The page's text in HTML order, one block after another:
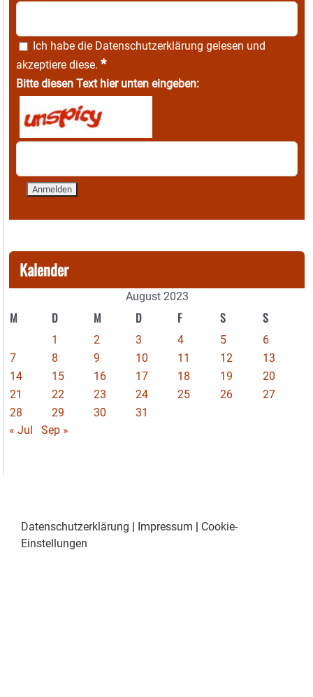
Ich habe die Datenschutzerklärung gelesen und
akzeptiere diese. *
Bitte diesen Text hier unten eingeben:
Kalender
August 2023
M D M D F S S
1 2 3 4 5
6
7
8 9 10 11 12
13
14
15 16 17 18 19
20
21
22 23 24 25 26
27
28
29 30
31
« Jul
Sep »
Datenschutzerklärung | Impressum | Cookie-
Einstellungen